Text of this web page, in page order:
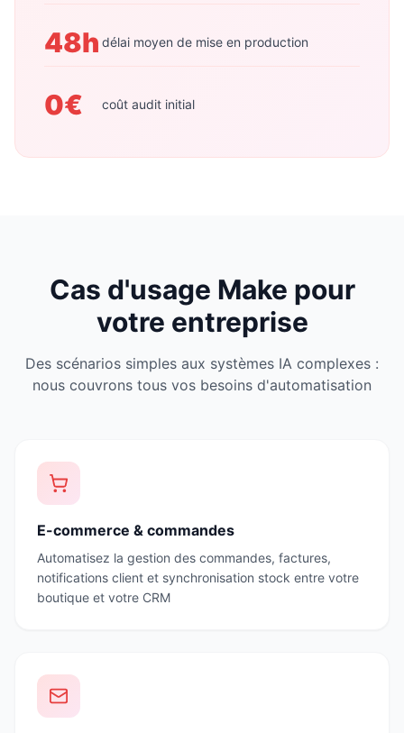
48h délai moyen de mise en production
0€ coût audit initial
Cas d'usage Make pour
votre entreprise
Des scénarios simples aux systèmes IA complexes :
nous couvrons tous vos besoins d'automatisation
E-commerce & commandes
Automatisez la gestion des commandes, factures,
notifications client et synchronisation stock entre votre
boutique et votre CRM